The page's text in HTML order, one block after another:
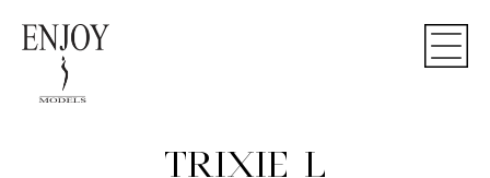
TRIXIE L